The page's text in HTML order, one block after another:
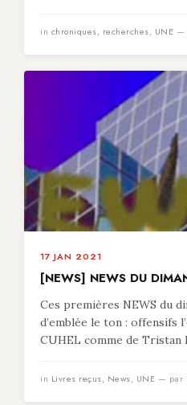
in chroniques, recherches, UNE —
17 JAN 2021
[NEWS] NEWS DU
Ces premières NEWS du
d’emblée le ton : offensifs
CUHEL comme de Tristan
in Livres reçus, News, UNE — par